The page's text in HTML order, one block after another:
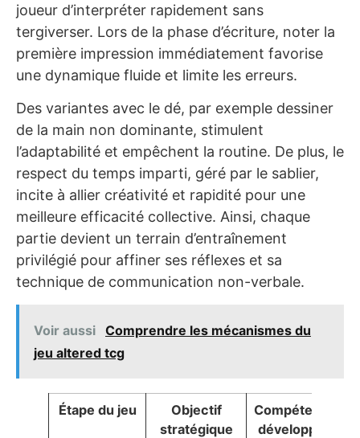
joueur d’interpréter rapidement sans
tergiverser. Lors de la phase d’écriture, noter la
première impression immédiatement favorise
une dynamique fluide et limite les erreurs.
Des variantes avec le dé, par exemple dessiner
de la main non dominante, stimulent
l’adaptabilité et empêchent la routine. De plus, le
respect du temps imparti, géré par le sablier,
incite à allier créativité et rapidité pour une
meilleure efficacité collective. Ainsi, chaque
partie devient un terrain d’entraînement
privilégié pour affiner ses réflexes et sa
technique de communication non-verbale.
Voir aussi Comprendre les mécanismes du
jeu altered tcg
Étape du jeu
Objectif
stratégique
Compétences
développées